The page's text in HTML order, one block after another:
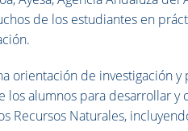
de los estudiantes en
orientación de investigación
los alumnos para desarrollar
Recursos Naturales,